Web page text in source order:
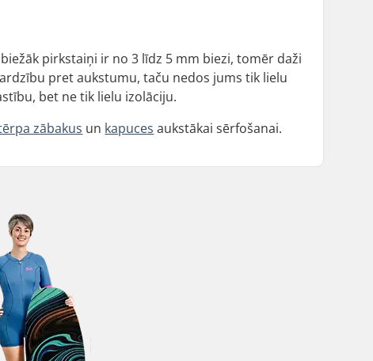
pirkstaiņi ir no 3 līdz 5 mm biezi, tomēr daži
pret aukstumu, taču nedos jums tik lielu
bet ne tik lielu izolāciju.
zābakus un kapuces aukstākai sērfošanai.